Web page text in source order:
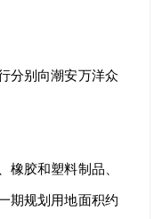
分别向潮安万洋众
橡胶和塑料制品、
期规划用地面积约